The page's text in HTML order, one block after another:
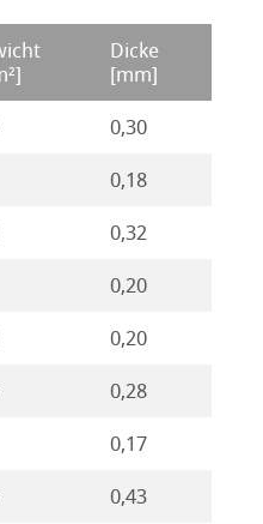
Dicke
[mm]
0,30
0,18
0,32
0,20
0,20
0,28
0,17
0,43